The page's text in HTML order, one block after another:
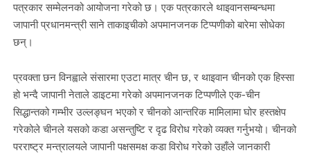
पत्रकार सम्मेलनको आयोजना गरेको छ। एक पत्रकारले थाइवानसम्बन्धमा
जापानी प्रधानमन्त्री साने ताकाइचीको अपमानजनक टिप्पणीको बारेमा सोधेका
छन्।
प्रवक्ता छन विनह्वाले संसारमा एउटा मात्र चीन छ, र थाइवान चीनको एक हिस्सा
हो भन्दै जापानी नेताले डाइटमा गरेको अपमानजनक टिप्पणीले एक-चीन
सिद्धान्तको गम्भीर उल्लङ्घन भएको र चीनको आन्तरिक मामिलामा घोर हस्तक्षेप
गरेकोले चीनले यसको कडा असन्तुष्टि र दृढ विरोध गरेको व्यक्त गर्नुभयो। चीनको
परराष्ट्र मन्त्रालयले जापानी पक्षसमक्ष कडा विरोध गरेको उहाँले जानकारी